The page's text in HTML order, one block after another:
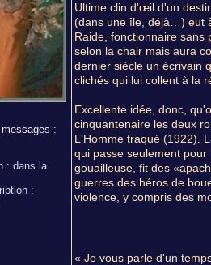
:
: dans la
:
Ultime clin d'œil d'un
(dans une île, déjà…) eut
Raide, fonctionnaire sans
selon la chair mais aura
dernier siècle un écrivain
clichés qui lui collent à la
Excellente idée, donc,
cinquantenaire les deux
L'Homme traqué (1922).
qui passe seulement
gouailleuse, fit des
guerres des héros de
violence, y compris des
« Je vous parle d'un